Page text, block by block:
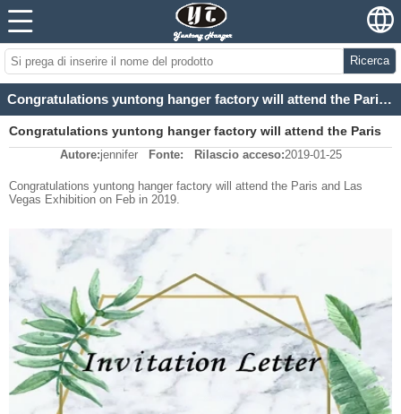
Ricerca
Congratulations yuntong hanger factory will attend the Paris and Las Vegas Exhibition on Feb in 2019
Congratulations yuntong hanger factory will attend the Paris
and Las Vegas Exhibition on Feb in 2019
Autore:jennifer Fonte: Rilascio acceso:2019-01-25
Congratulations yuntong hanger factory will attend the Paris and Las
Vegas Exhibition on Feb in 2019.